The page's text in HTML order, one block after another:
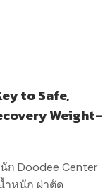
to Safe,
Weight-
ก Doodee Center
ำหนัก ผ่าตัด